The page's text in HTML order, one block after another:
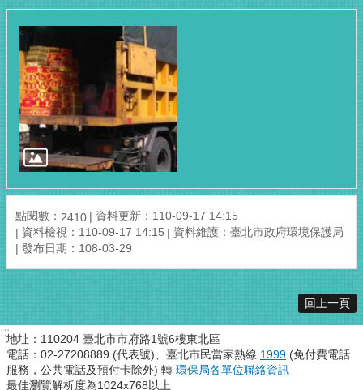
點閱數： 2410
資料更新：110-09-17 14:15
資料檢視：110-09-17 14:15
資料維護：臺北市政府環境保護局
發布日期：108-03-29
回上一頁
:::地址：110204 臺北市市府路1號6樓東北區
電話：02-27208889 (代表號)、臺北市民當家熱線 1999 (免付費電話
服務，公共電話及預付卡除外) 轉 環保局各單位聯絡資訊
最佳瀏覽解析度為1024x768以上